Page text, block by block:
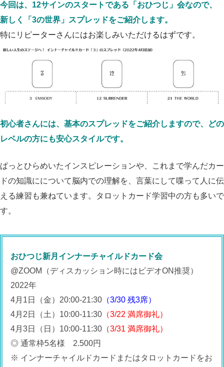
今回は、12サインのスタートである「おひつじ」会なので、
新しく「3の世界」スプレッドをご紹介します。
特にリピーターさんにはお楽しみいただけるはずです。
初心者さんには、基本のスプレッドをご紹介しますので、どの
レベルの方にも安心スタイルです。
ぱっとひらめいたインスピレーションや、これまで学んだカー
ドの知識にについて脳内での理解を、言葉にして喋って人に伝
える練習も兼ねています。タロットカード学習中の方も多いで
す。
おひつじ新月インナーチャイルドカード会
@ZOOM（ディスカッション時にはビデオON推奨）
2022年
4月1日（金）20:00-21:30 （3/30 残3席）
4月2日（土）10:00-11:30 （3/22 満席御礼）
4月3日（日）10:00-11:30（3/31 満席御礼）
◎ 通常枠5名様 2.500円
※ インナーチャイルドカードまたはタロットカードをお